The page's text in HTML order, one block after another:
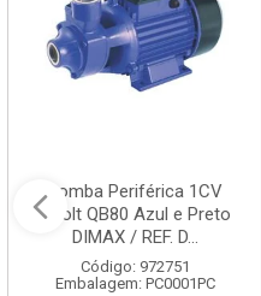
Bomba Periférica 1CV
Bivolt QB80 Azul e Preto
DIMAX / REF. D...
Código: 972751
Embalagem: PC0001PC